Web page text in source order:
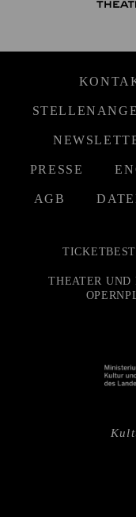
PRESSE
AGB
THEATER UND